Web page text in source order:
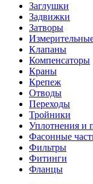
Заглушки
Задвижки
Затворы
Клапаны
Компенсаторы
Краны
Крепеж
Отводы
Переходы
Тройники
Уплотнения и
Фасонные
Фильтры
Фитинги
Фланцы